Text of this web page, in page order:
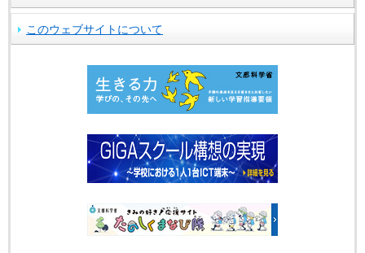
このウェブサイトについて